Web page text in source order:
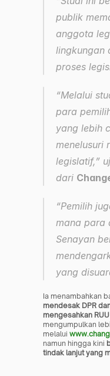
publik
anggota
lingkungan
proses
“Melalui
para
yang lebih
menelusuri
legislatif,”
dari
“Pemilih
mana para
Senayan
yang
Ia menambahkan
mendesak DPR
mengesahkan
mengumpulkan
melalui
namun hingga kini
tindak lanjut yang